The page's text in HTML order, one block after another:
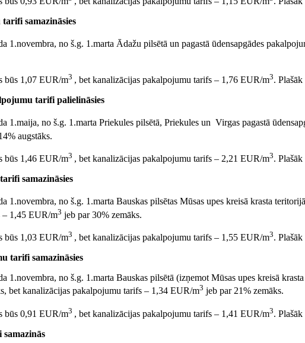
samazināsies
1.novembra, no š.g. 1.marta Ādažu pilsētā un pagastā ūdensapgādes
būs 1,07 EUR/m3 , bet kanalizācijas pakalpojumu tarifs – 1,76 EUR/m3.
tarifi palielināsies
1.maija, no š.g. 1.marta Priekules pilsētā, Priekules un Virgas pagastā
augstāks.
būs 1,46 EUR/m3 , bet kanalizācijas pakalpojumu tarifs – 2,21 EUR/m3.
samazināsies
1.novembra, no š.g. 1.marta Bauskas pilsētas Mūsas upes kreisā krasta
– 1,45 EUR/m3 jeb par 30% zemāks.
būs 1,03 EUR/m3 , bet kanalizācijas pakalpojumu tarifs – 1,55 EUR/m3.
tarifi samazināsies
1.novembra, no š.g. 1.marta Bauskas pilsētā (izņemot Mūsas upes kreisā
bet kanalizācijas pakalpojumu tarifs – 1,34 EUR/m3 jeb par 21% zemāks.
būs 0,91 EUR/m3 , bet kanalizācijas pakalpojumu tarifs – 1,41 EUR/m3.